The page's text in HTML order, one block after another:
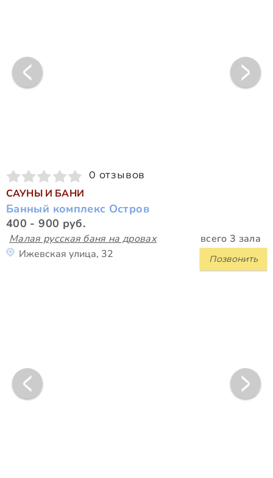
0 отзывов
САУНЫ И БАНИ
Банный комплекс Остров
400 - 900 руб.
Малая русская баня на дровах всего 3 зала
Позвонить
Ижевская улица, 32